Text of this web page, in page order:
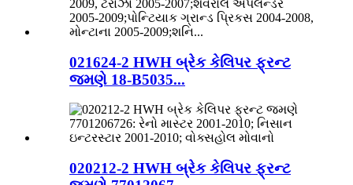
021624-2 HWH બ્રેક કેલિપર ફ્રન્ટ
જમણે 18-B5035...
020212-2 HWH બ્રેક કેલિપર ફ્રન્ટ